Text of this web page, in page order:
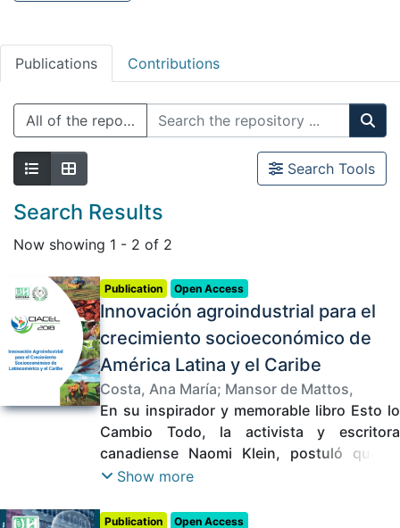
Publications Contributions
All of the repository
Search Tools
Search Results
Now showing 1 - 2 of 2
Publication Open Access
Innovación agroindustrial para el
crecimiento socioeconómico de
América Latina y el Caribe
Costa, Ana María; Mansor de Mattos,
Luciano;Welti Chanes, Jorge;Cano, Pilar
Delgado Fonseca, Juan Felipe
Ramirez
Losada, Victor Alfonso;Losada Benavides,
Luis Carlos;Martínez Silva, Paula
Camilo;Restrepo Bravo, Didier
En su inspirador y memorable libro Esto lo
Cambio Todo, la activista y escritora
canadiense Naomi Klein, postuló que el
cambio climático no sería uno de los temas
de la autora, la abrupta y vertiginosa ruta al
Show more
Publication Open Access